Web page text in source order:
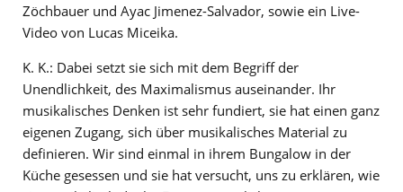
Zöchbauer und Ayac Jimenez-Salvador, sowie ein Live-
Video von Lucas Miceika.
K. K.: Dabei setzt sie sich mit dem Begriff der
Unendlichkeit, des Maximalismus auseinander. Ihr
musikalisches Denken ist sehr fundiert, sie hat einen ganz
eigenen Zugang, sich über musikalisches Material zu
definieren. Wir sind einmal in ihrem Bungalow in der
Küche gesessen und sie hat versucht, uns zu erklären, wie